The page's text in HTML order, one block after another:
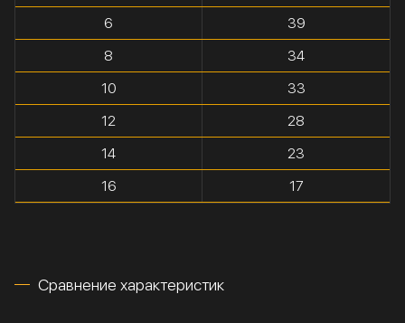
6
39
8
34
10
33
12
28
14
23
16
17
Сравнение характеристик